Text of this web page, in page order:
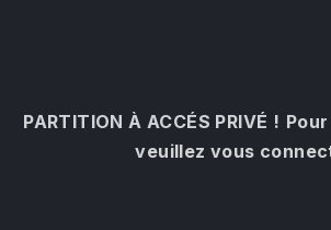
PARTITION À ACCÉS PRIVÉ !
veuillez vous